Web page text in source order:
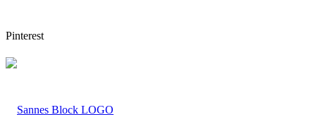
Pinterest
LOGO